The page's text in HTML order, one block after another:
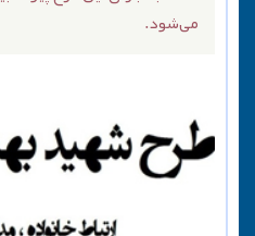
می‌شود.